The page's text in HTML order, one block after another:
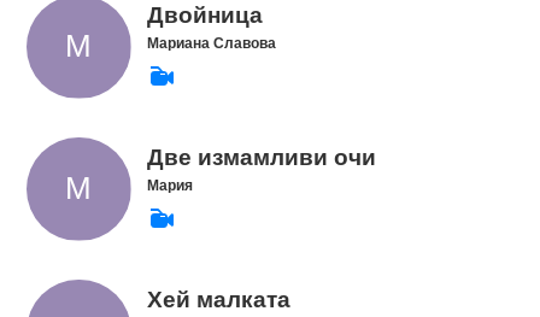
Двойница
Мариана Славова
Две измамливи очи
Мария
Хей малката